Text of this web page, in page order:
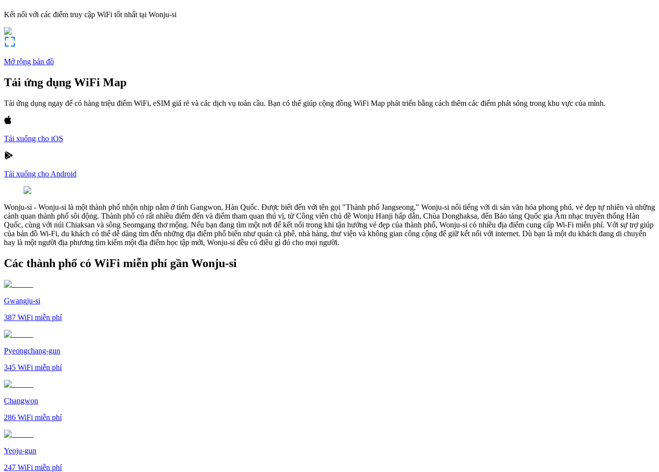
Kết nối với các điểm truy cập WiFi tốt nhất tại Wonju-si
Mở rộng bản đồ
Tải ứng dụng WiFi Map
Tải ứng dụng ngay để có hàng triệu điểm WiFi, eSIM giá rẻ và các dịch vụ toàn cầu. Bạn có thể giúp cộng đồng WiFi Map phát triển bằng cách thêm các điểm phát sóng trong khu vực của mình.
Tải xuống cho iOS
Tải xuống cho Android
Wonju-si - Wonju-si là một thành phố nhộn nhịp nằm ở tỉnh Gangwon, Hàn Quốc. Được biết đến với tên gọi "Thành phố Jangseong," Wonju-si nổi tiếng với di sản văn hóa phong phú, vẻ đẹp tự nhiên và những
cảnh quan thành phố sôi động. Thành phố có rất nhiều điểm đến và điểm tham quan thú vị, từ Công viên chủ đề Wonju Hanji hấp dẫn, Chùa Donghaksa, đến Bảo tàng Quốc gia Âm nhạc truyền thống Hàn
Quốc, cùng với núi Chiaksan và sông Seomgang thơ mộng. Nếu bạn đang tìm một nơi để kết nối trong khi tận hưởng vẻ đẹp của thành phố, Wonju-si có nhiều địa điểm cung cấp Wi-Fi miễn phí. Với sự trợ giúp
của bản đồ Wi-Fi, du khách có thể dễ dàng tìm đến những địa điểm phổ biến như quán cà phê, nhà hàng, thư viện và không gian công cộng để giữ kết nối với internet. Dù bạn là một du khách đang di chuyển
hay là một người địa phương tìm kiếm một địa điểm học tập mới, Wonju-si đều có điều gì đó cho mọi người.
Các thành phố có WiFi miễn phí gần Wonju-si
Gwangju-si
387 WiFi miễn phí
Pyeongchang-gun
345 WiFi miễn phí
Changwon
286 WiFi miễn phí
Yeoju-gun
247 WiFi miễn phí